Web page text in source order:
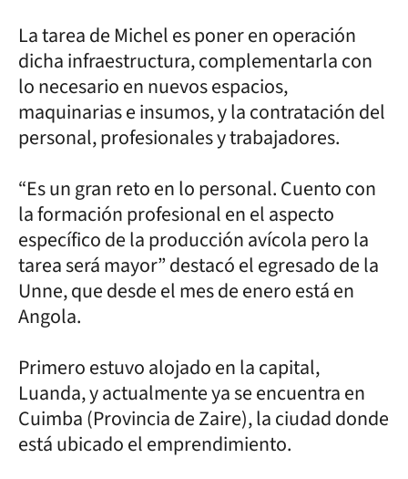
La tarea de Michel es poner en operación
dicha infraestructura, complementarla con
lo necesario en nuevos espacios,
maquinarias e insumos, y la contratación del
personal, profesionales y trabajadores.
“Es un gran reto en lo personal. Cuento con
la formación profesional en el aspecto
específico de la producción avícola pero la
tarea será mayor” destacó el egresado de la
Unne, que desde el mes de enero está en
Angola.
Primero estuvo alojado en la capital,
Luanda, y actualmente ya se encuentra en
Cuimba (Provincia de Zaire), la ciudad donde
está ubicado el emprendimiento.